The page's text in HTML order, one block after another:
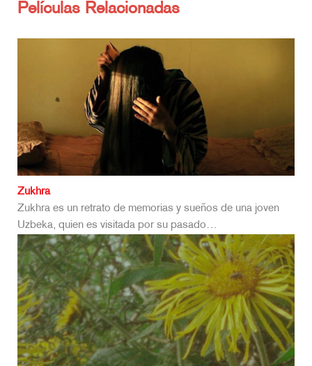
Películas Relacionadas
Zukhra
Zukhra es un retrato de memorias y sueños de una joven
Uzbeka, quien es visitada por su pasado…